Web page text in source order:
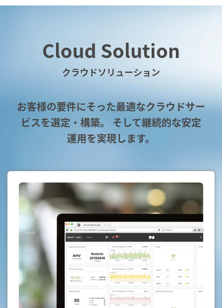
Cloud Solution
クラウドソリューション
お客様の要件にそった最適なクラウドサー
ビスを選定・構築。 そして継続的な安定
運用を実現します。